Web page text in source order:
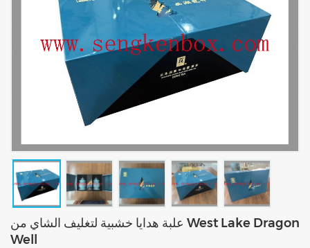
علبة هدايا خشبية لتغليف الشاي من West Lake Dragon
Well